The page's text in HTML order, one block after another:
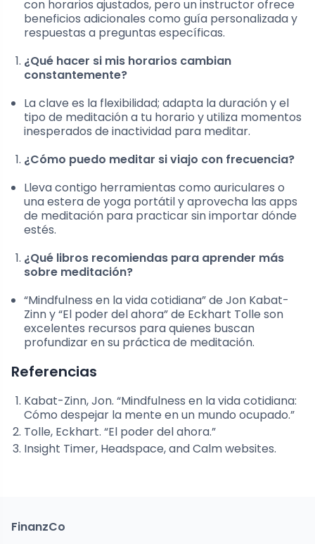
con horarios ajustados, pero un instructor ofrece
beneficios adicionales como guía personalizada y
respuestas a preguntas específicas.
¿Qué hacer si mis horarios cambian
constantemente?
La clave es la flexibilidad; adapta la duración y el
tipo de meditación a tu horario y utiliza momentos
inesperados de inactividad para meditar.
¿Cómo puedo meditar si viajo con frecuencia?
Lleva contigo herramientas como auriculares o
una estera de yoga portátil y aprovecha las apps
de meditación para practicar sin importar dónde
estés.
¿Qué libros recomiendas para aprender más
sobre meditación?
“Mindfulness en la vida cotidiana” de Jon Kabat-
Zinn y “El poder del ahora” de Eckhart Tolle son
excelentes recursos para quienes buscan
profundizar en su práctica de meditación.
Referencias
Kabat-Zinn, Jon. “Mindfulness en la vida cotidiana:
Cómo despejar la mente en un mundo ocupado.”
Tolle, Eckhart. “El poder del ahora.”
Insight Timer, Headspace, and Calm websites.
FinanzCo